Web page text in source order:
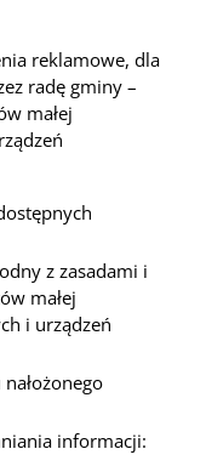
reklamowe, dla
radę gminy –
małej
z zasadami i
małej
i urządzeń
informacji: